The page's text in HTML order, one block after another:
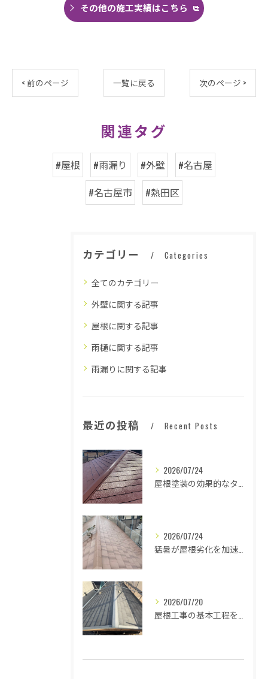
その他の施工実績はこちら
< 前のページ 一覧に戻る 次のページ >
関連タグ
#屋根 #雨漏り #外壁
#名古屋
#名古屋市
#熱田区
カテゴリー Categories
全てのカテゴリー
外壁に関する記事
屋根に関する記事
雨樋に関する記事
雨漏りに関する記事
最近の投稿 Recent Posts
2026/07/24
2026/07/24
2026/07/20